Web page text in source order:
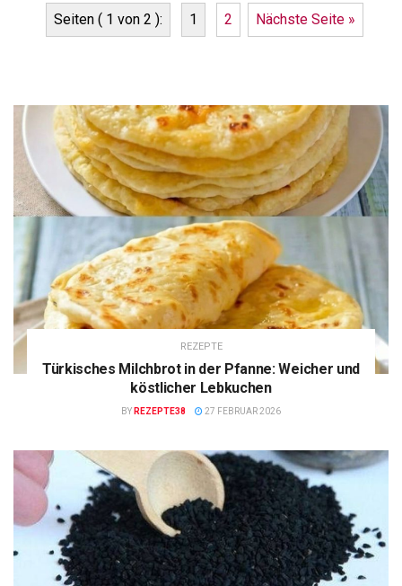
Seiten ( 1 von 2 ): 1 2 Nächste Seite »
REZEPTE
Türkisches Milchbrot in der Pfanne: Weicher und
köstlicher Lebkuchen
BY REZEPTE38 27 FEBRUAR 2026